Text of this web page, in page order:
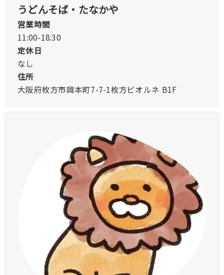
うどんそば・たなかや
営業時間
11:00-18:30
定休日
なし
住所
大阪府枚方市岡本町7-7-1枚方ビオルネ B1F